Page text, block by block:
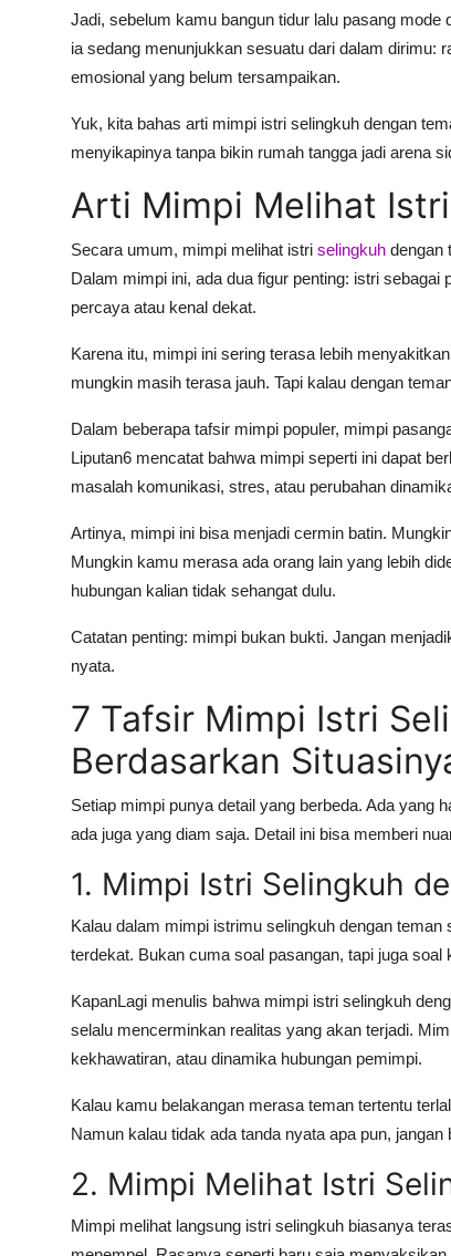
Jadi, sebelum kamu bangun tidur lalu pasang
ia sedang menunjukkan sesuatu dari dalam dirimu:
emosional yang belum tersampaikan.
Yuk, kita bahas arti mimpi istri selingkuh dengan
menyikapinya tanpa bikin rumah tangga jadi arena
Arti Mimpi Melihat
Secara umum, mimpi melihat istri selingkuh dengan
Dalam mimpi ini, ada dua figur penting: istri
percaya atau kenal dekat.
Karena itu, mimpi ini sering terasa lebih
mungkin masih terasa jauh. Tapi kalau dengan
Dalam beberapa tafsir mimpi populer, mimpi
Liputan6 mencatat bahwa mimpi seperti ini dapat
masalah komunikasi, stres, atau perubahan
Artinya, mimpi ini bisa menjadi cermin batin.
Mungkin kamu merasa ada orang lain yang lebih
hubungan kalian tidak sehangat dulu.
Catatan penting: mimpi bukan bukti. Jangan
nyata.
7 Tafsir Mimpi Istri
Berdasarkan
Setiap mimpi punya detail yang berbeda. Ada yang
ada juga yang diam saja. Detail ini bisa memberi
1. Mimpi Istri Selingkuh
Kalau dalam mimpi istrimu selingkuh dengan
terdekat. Bukan cuma soal pasangan, tapi juga soal
KapanLagi menulis bahwa mimpi istri selingkuh
selalu mencerminkan realitas yang akan terjadi.
kekhawatiran, atau dinamika hubungan pemimpi.
Kalau kamu belakangan merasa teman tertentu
Namun kalau tidak ada tanda nyata apa pun,
2. Mimpi Melihat Istri
Mimpi melihat langsung istri selingkuh biasanya